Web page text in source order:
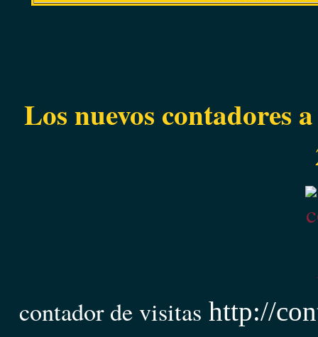
Los nuevos contadores
contador de visitas http://